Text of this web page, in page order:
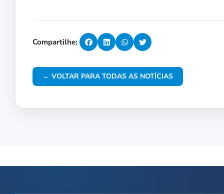
Compartilhe:
← VOLTAR PARA TODAS AS NOTÍCIAS